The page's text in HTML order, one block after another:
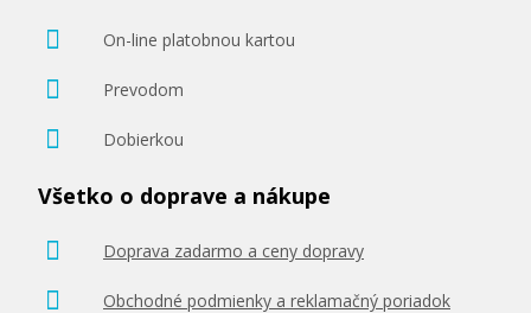
On-line platobnou kartou
Prevodom
Dobierkou
Všetko o doprave a nákupe
Doprava zadarmo a ceny dopravy
Obchodné podmienky a reklamačný poriadok